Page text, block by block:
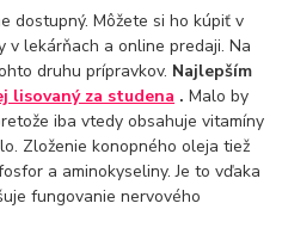
dostupný. Môžete si ho kúpiť v
v lekárňach a online predaji. Na
druhu prípravkov. Najlepším
lisovaný za studena .Malo by
iba vtedy obsahuje vitamíny
Zloženie konopného oleja tiež
a aminokyseliny. Je to vďaka
fungovanie nervového